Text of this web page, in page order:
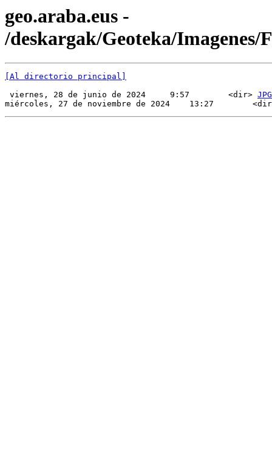
geo.araba.eus -
/deskargak/Geoteka/Imagenes/
[Al directorio principal]
viernes, 28 de junio de 2024     9:57        <dir> JPG
miércoles, 27 de noviembre de 2024    13:27